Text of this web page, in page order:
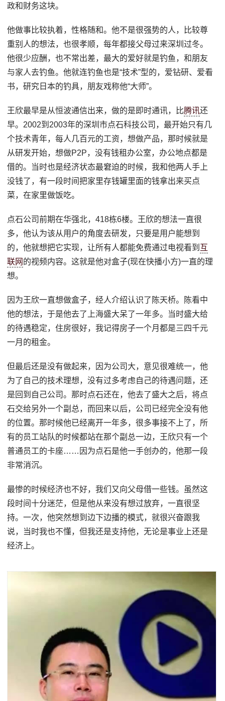
政和财务这块。
他做事比较执着，性格随和。他不是很强势的人，比较尊
重别人的想法，也很孝顺，每年都接父母过来深圳过冬。
他很少应酬，也不常出差，最大的爱好就是钓鱼，和朋友
与家人去钓鱼。他就连钓鱼也是“技术”型的，爱钻研、爱看
书，研究日本的钓具，朋友戏称他“大师”。
王欣最早是从恒波通信出来，做的是即时通讯，比腾讯还
早。2002到2003年的深圳市点石科技公司，最开始只有几
个技术青年，每人几百元的工资，想做产品，那时候就是
从研发开始，想做P2P，没有钱租办公室，办公地点都是
借的。当时也是经济状态最窘迫的时候，我和他两人手上
没钱了，有一段时间把家里存钱罐里面的钱拿出来买点
菜，在家里做饭吃。
点石公司前期在华强北，418栋6楼。王欣的想法一直很
多，他认为该从用户的角度去研发，只要是用户能想到
的，他就想把它实现，让所有人都能免费通过电视看到 互
联网 的视频内容。这就是他对盒子(现在快播小方)一直的理
想。
因为王欣一直想做盒子，经人介绍认识了陈天桥。陈看中
他的想法，于是他去了上海盛大呆了一年多。当时盛大给
的待遇稳定，住房很好，我记得房子一个月都是三四千元
一月的租金。
但最后还是没有做起来，因为公司大，意见很难统一，他
为了自己的技术理想，没有过多考虑自己的待遇问题，还
是回到自己公司。那时点石还在，他去了盛大之后，将点
石交给另外一个副总，而回来以后，公司已经完全没有他
的位置。那时候他已经离开一年多，很多事接不上了，所
有的员工站队的时候都站在那个副总一边，王欣只有一个
普通员工的卡座……因为点石是他一手创办的，他那一段
非常消沉。
最惨的时候经济也不好，我们又向父母借一些钱。虽然这
段时间十分迷茫，但是他从来没有想过放弃，一直很坚
持。一次，他突然想到边下边播的模式，就很兴奋跟我
说，当时我也不懂，但我还是支持他，无论是事业上还是
经济上。